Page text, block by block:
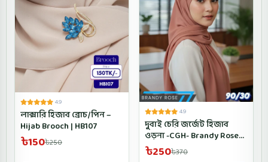
4.9
লাক্সারি হিজাব ব্রোচ/পিন –
Hijab Brooch | HB107
৳150৳250
4.9
দুবাই চেরি জর্জেট হিজাব
ওড়না -CGH- Brandy Rose
Color
৳250৳370